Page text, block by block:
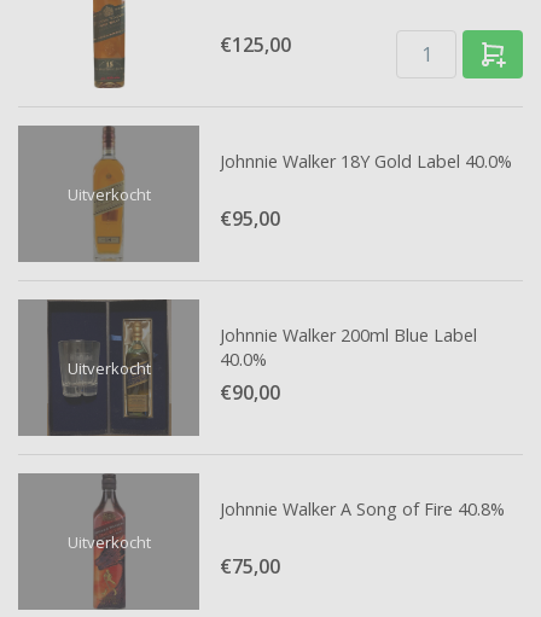
€125,00
Uitverkocht
Johnnie Walker 18Y Gold Label 40.0%
€95,00
Uitverkocht
Johnnie Walker 200ml Blue Label
40.0%
€90,00
Uitverkocht
Johnnie Walker A Song of Fire 40.8%
€75,00